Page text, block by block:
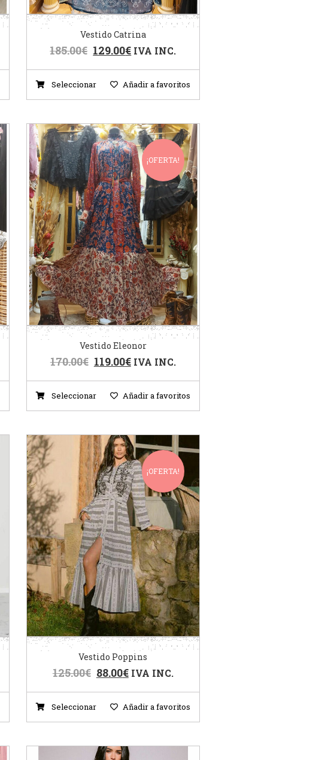
Vestido Catrina
185.00€ 129.00€ IVA INC.
Seleccionar Añadir a favoritos
¡OFERTA!
Vestido Eleonor
170.00€ 119.00€ IVA INC.
Seleccionar Añadir a favoritos
¡OFERTA!
Vestido Poppins
125.00€ 88.00€ IVA INC.
Seleccionar Añadir a favoritos